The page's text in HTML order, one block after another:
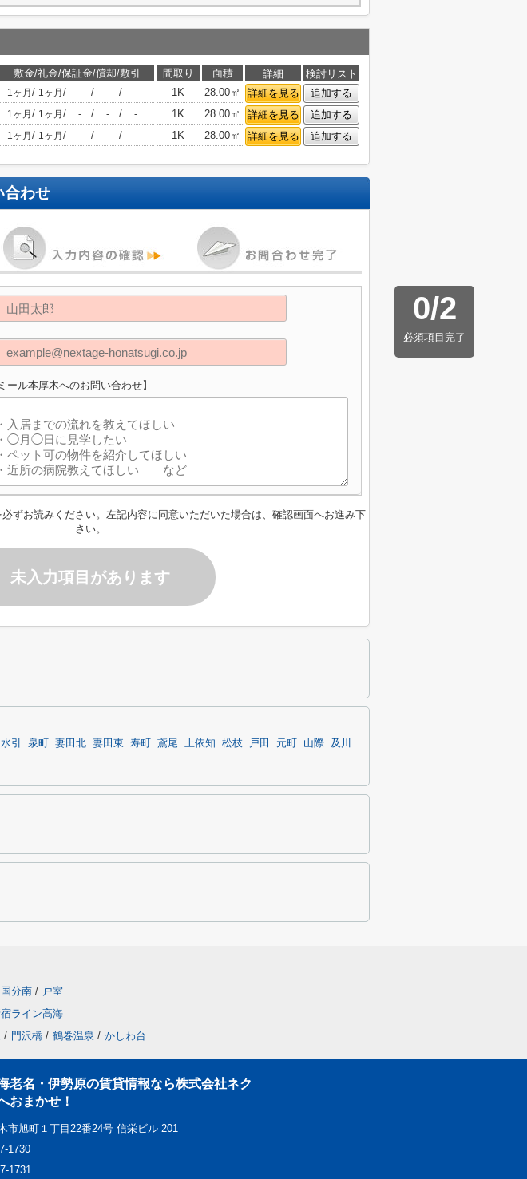
敷金/礼金/保証金/償却/敷引 間取り 面積 詳細
検討リスト
1ヶ月 / 1ヶ月 / - / - / - 1K 28.00㎡ 詳細を見る
追加する
1ヶ月 / 1ヶ月 / - / - / - 1K 28.00㎡ 詳細を見る
追加する
1ヶ月 / 1ヶ月 / - / - / - 1K 28.00㎡ 詳細を見る 追加する
合わせ
0/2
必須項目完了
ール本厚木へのお問い合わせ】
必ずお読みください。左記内容に同意いただいた場合は、確認画面へお進み下
さい。
未入力項目があります
水引 泉町 妻田北 妻田東 寿町 鳶尾 上依知 松枝 戸田 元町 山際
及川
国分南 / 戸室
ライン高海
/ 門沢橋 / 鶴巻温泉 / かしわ台
老名・伊勢原の賃貸情報なら株式会社ネク
おまかせ！
市旭町１丁目22番24号 信栄ビル 201
1730
1731